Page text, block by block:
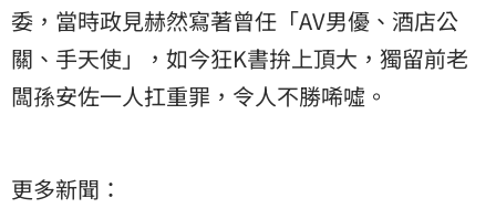
委，當時政見赫然寫著曾任「AV男優、酒店公
關、手天使」，如今狂K書拚上頂大，獨留前老
闆孫安佐一人扛重罪，令人不勝唏噓。
更多新聞：